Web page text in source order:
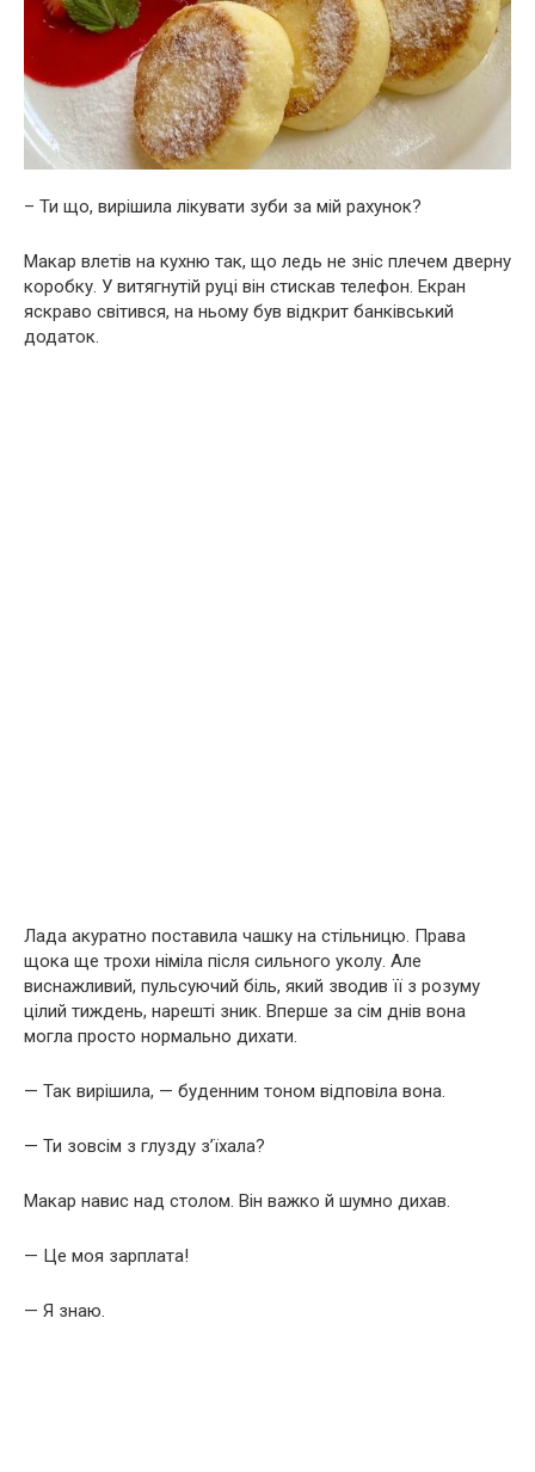
– Ти що, вирішила лікувати зуби за мій рахунок?
Макар влетів на кухню так, що ледь не зніс плечем дверну
коробку. У витягнутій руці він стискав телефон. Екран
яскраво світився, на ньому був відкрит банківський
додаток.
Лада акуратно поставила чашку на стільницю. Права
щока ще трохи німіла після сильного уколу. Але
виснажливий, пульсуючий біль, який зводив її з розуму
цілий тиждень, нарешті зник. Вперше за сім днів вона
могла просто нормально дихати.
— Так вирішила, — буденним тоном відповіла вона.
— Ти зовсім з глузду з’їхала?
Макар навис над столом. Він важко й шумно дихав.
— Це моя зарплата!
— Я знаю.